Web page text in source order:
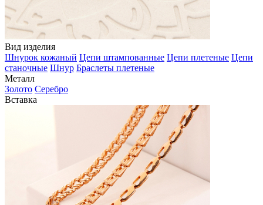
Вид изделия
Шнурок кожаный Цепи штампованные Цепи плетеные Цепи
станочные Шнур Браслеты плетеные
Металл
Золото Серебро
Вставка